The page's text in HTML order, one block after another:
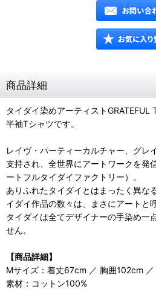
商品詳細
タイダイ染めアーティストGRATEFUL
半袖Tシャツです。
レイヴ・パーティーカルチャー、グレ
支持され、全世界にアートワークを発
ートフルタイダイファクトリー）。
ありふれたタイダイとはまったく異な
イダイ作品の数々は、まさにアートと
タイダイは全てデザイナーの手染め一
せん。
【商品詳細】
Mサイズ：着丈67cm ／ 胸囲102cm
素材：コットン100%